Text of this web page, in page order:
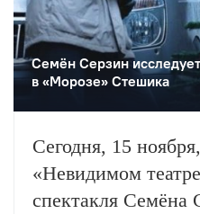
Семён Серзин
в «Морозе» Стешика
Сегодня, 15
«Невидимом
спектакля Семёна